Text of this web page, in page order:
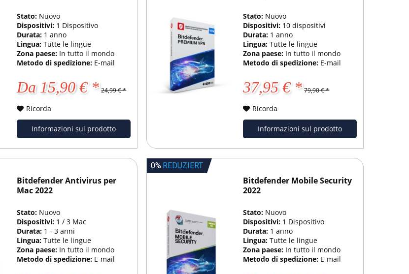
Stato: Nuovo
Dispositivi: 1 Dispositivo
Durata: 1 anno
Lingua:Tutte le lingue
Zona paese: In tutto il mondo
Metodo di spedizione: E-mail
Da 15,90 € * 24,99 € *
Ricorda
Informazioni sul prodotto
Stato: Nuovo
Dispositivi: 10 dispositivi
Durata: 1 anno
Lingua:Tutte le lingue
Zona paese: In tutto il mondo
Metodo di spedizione: E-mail
37,95 € * 79,90 € *
Ricorda
Informazioni sul prodotto
Bitdefender Antivirus per
Mac 2022
Stato: Nuovo
Dispositivi: 1 / 3 Mac
Durata: 1 - 3 anni
Lingua:Tutte le lingue
Zona paese: In tutto il mondo
Metodo di spedizione: E-mail
0% REDUZIERT
Bitdefender Mobile Security
2022
Stato: Nuovo
Dispositivi: 1 Dispositivo
Durata: 1 anno
Lingua:Tutte le lingue
Zona paese: In tutto il mondo
Metodo di spedizione: E-mail